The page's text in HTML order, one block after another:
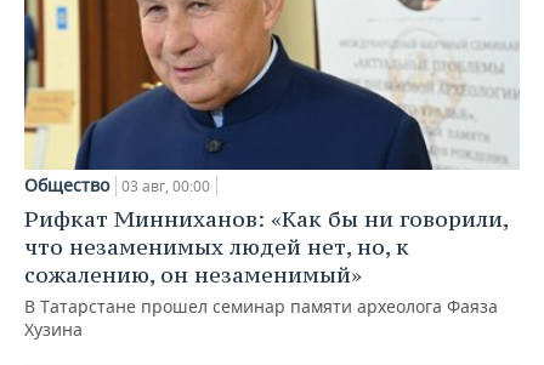
Общество 03 авг, 00:00
Рифкат Минниханов: «Как бы ни говорили,
что незаменимых людей нет, но, к
сожалению, он незаменимый»
В Татарстане прошел семинар памяти археолога Фаяза
Хузина